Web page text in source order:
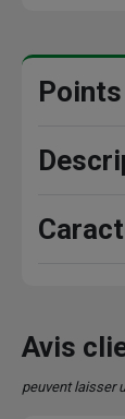
Avis
peuvent laisser